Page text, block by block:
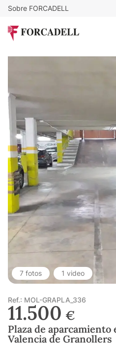
Sobre FORCADELL
11.500
Granollers
7 fotos 1 video
Ref.: MOL-GRAPLA_336
11.500 €
Plaza de aparcamiento
Valencia de Granollers